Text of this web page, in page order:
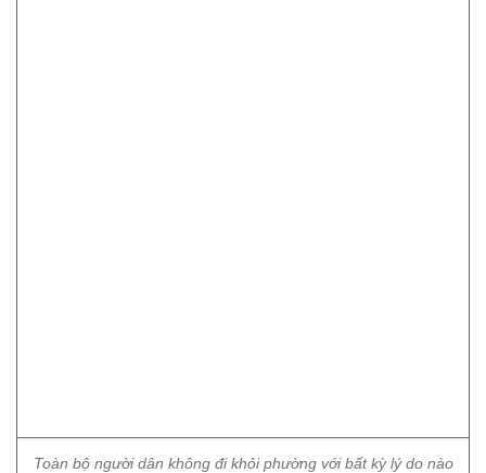
Toàn bộ người dân không đi khỏi phường với bất kỳ lý do nào